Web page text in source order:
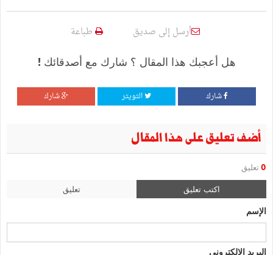
أرسل إلى صديق طباعة
هل أعجبك هذا المقال ؟ شارك مع أصدقائك !
شارك التويتر شارك
أضف تعليق على هذا المقال
0 تعليق
اكتب تعليق تعليق
الإسم
البريد الإلكتروني